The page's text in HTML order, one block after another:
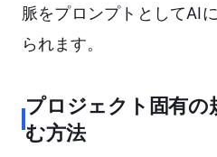
脈をプロンプトとしてAI
られます。
プロジェクト固有の
む方法